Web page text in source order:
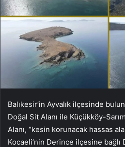
Balıkesir’in Ayvalık ilçesinde
Doğal Sit Alanı ile Küçükköy-
Alanı, “kesin korunacak hassas
Kocaeli’nin Derince ilçesine bağlı